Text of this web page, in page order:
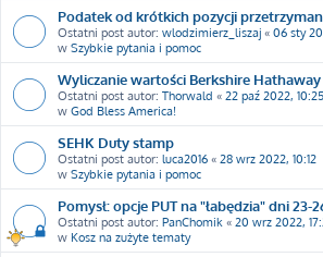
Podatek od krótkich pozycji
Ostatni post autor: wlodzimierz_liszaj « 06 sty
w Szybkie pytania i pomoc
Wyliczanie wartości Berkshire Hathaway
Ostatni post autor: Thorwald « 22 paź 2022, 10:25
w God Bless America!
SEHK Duty stamp
Ostatni post autor: luca2016 « 28 wrz 2022, 10:12
w Szybkie pytania i pomoc
Pomysł: opcje PUT na "łabędzia" dni 23-
Ostatni post autor: PanChomik « 20 wrz 2022,
w Kosz na zużyte tematy